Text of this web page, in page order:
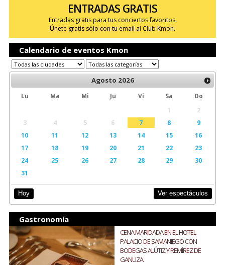
ENTRADAS GRATIS
Entradas gratis para tus conciertos favoritos.
Únete gratis sólo con tu email al Club Kmon.
Calendario de eventos Kmon
Agosto 2026
Lu Ma Mi Ju Vi Sa
Do
1
2
3
4 5 6 7 8
9
10
11 12 13 14 15
16
17
18 19 20 21 22
23
24
25 26 27 28 29
30
31
Hoy Ver espectáculos
Gastronomía
CENA MARIDADA EN EL HOTEL
PALACIO DE SAMANIEGO CON
BODEGAS ALÚTIZ Y REMÍREZ DE
GANUZA